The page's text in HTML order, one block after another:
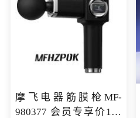
摩飞电器筋膜枪MF-
980377 会员专享价199